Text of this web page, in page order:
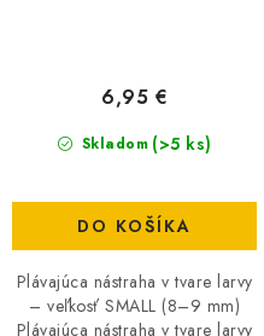
Skladom (>5 ks)
6,95 €
DO KOŠÍKA
Plávajúca nástraha v tvare larvy
– veľkosť SMALL (8–9 mm)
Plávajúca nástraha v tvare larvy